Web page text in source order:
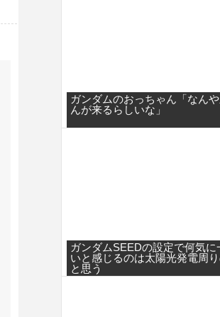
ガンダムのおっちゃん「なんや
んが来るらしいな」
ガンダムSEEDの設定で何気に
いと感じるのは太陽光発電周
と思う